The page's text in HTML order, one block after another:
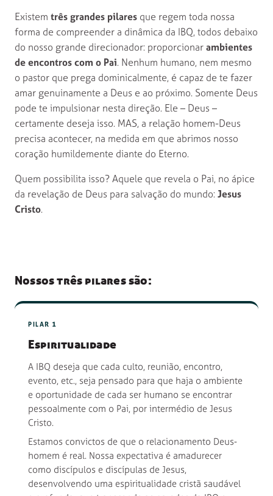
Existem três grandes pilares que regem toda nossa
forma de compreender a dinâmica da IBQ, todos debaixo
do nosso grande direcionador: proporcionarambientes
de encontros com o Pai. Nenhum humano, nem mesmo
o pastor que prega dominicalmente, é capaz de te fazer
amar genuinamente a Deus e ao próximo. Somente Deus
pode te impulsionar nesta direção. Ele – Deus –
certamente deseja isso. MAS, a relação homem-Deus
precisa acontecer, na medida em que abrimos nosso
coração humildemente diante do Eterno.
Quem possibilita isso? Aquele que revela o Pai, no ápice
da revelação de Deus para salvação do mundo:Jesus
Cristo.
Nossos três pilares são:
PILAR 1
Espiritualidade
A IBQ deseja que cada culto, reunião, encontro,
evento, etc., seja pensado para que haja o ambiente
e oportunidade de cada ser humano se encontrar
pessoalmente com o Pai, por intermédio de Jesus
Cristo.
Estamos convictos de que o relacionamento Deus-
homem é real. Nossa expectativa é amadurecer
como discípulos e discípulas de Jesus,
desenvolvendo uma espiritualidade cristã saudável